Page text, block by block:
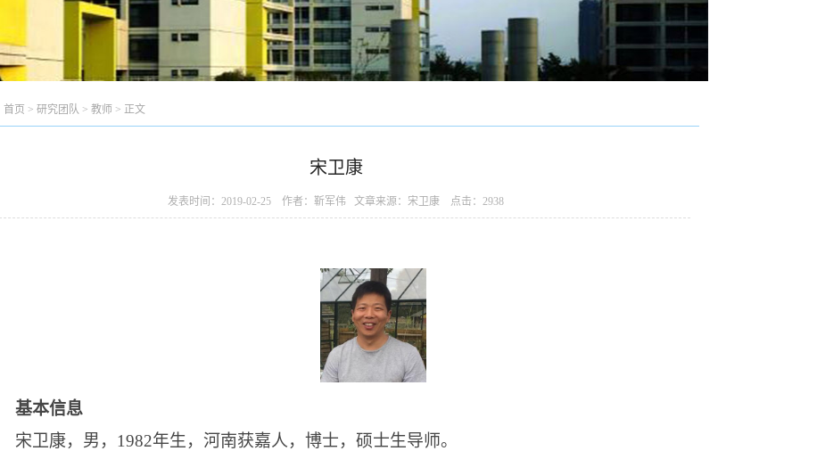
首页 > 研究团队 > 教师 > 正文
宋卫康
发表时间：2019-02-25 作者：靳军伟 文章来源：宋卫康 点击： 2938
基本信息
宋卫康，男， 1982年生 ，河南获嘉人，博士， 硕士生导师。